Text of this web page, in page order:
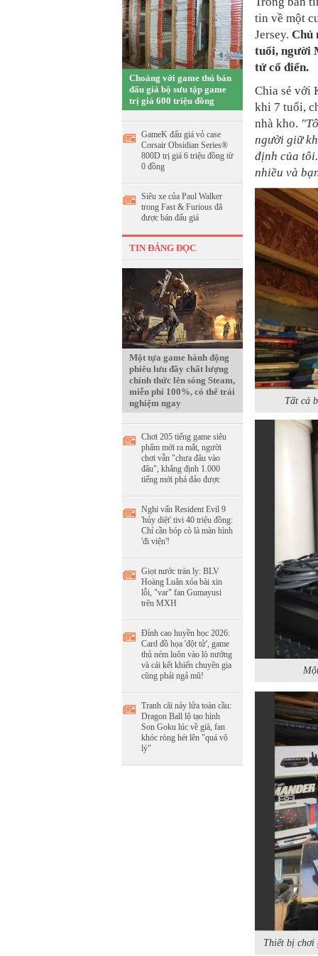
Choáng với game thủ bán
đấu giá bộ sưu tập game
trị giá 600 triệu đồng
GameK đấu giá vỏ case
Corsair Obsidian Series®
800D trị giá 6 triệu đồng từ
0 đồng
Siêu xe của Paul Walker
trong Fast & Furious đã
được bán đấu giá
TIN ĐÁNG ĐỌC
Một tựa game hành động
phiêu lưu đầy chất lượng
chính thức lên sóng Steam,
miễn phí 100%, có thể trải
nghiệm ngay
Chơi 205 tiếng game siêu
phẩm mới ra mắt, người
chơi vẫn "chưa đâu vào
đâu", khẳng định 1.000
tiếng mới phá đảo được
Nghi vấn Resident Evil 9
'hủy diệt' tivi 40 triệu đồng:
Chỉ cần bóp cò là màn hình
'đi viện'!
Giọt nước tràn ly: BLV
Hoàng Luân xóa bài xin
lỗi, "var" fan Gumayusi
trên MXH
Đỉnh cao huyền học 2026:
Card đồ họa 'đột tử', game
thủ ném luôn vào lò nướng
và cái kết khiến chuyên gia
cũng phải ngả mũ!
Tranh cãi nảy lửa toàn cầu:
Dragon Ball lộ tạo hình
Son Goku lúc về già, fan
khóc ròng hét lên "quá vô
lý"
tin về một
Jersey. Chủ
tuổi, người
tử cổ điển.
Chia sẻ với
khi 7 tuổi,
nhà kho.
người giữ
định của
nhiều và
Tất cả
Thiết bị chơi